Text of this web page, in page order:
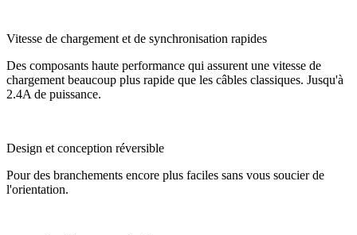
Vitesse de chargement et de synchronisation rapides
Des composants haute performance qui assurent une vitesse de
chargement beaucoup plus rapide que les câbles classiques. Jusqu'à
2.4A de puissance.
Design et conception réversible
Pour des branchements encore plus faciles sans vous soucier de
l'orientation.